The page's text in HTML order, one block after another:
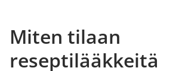
Miten tilaan
reseptilääkkeitä